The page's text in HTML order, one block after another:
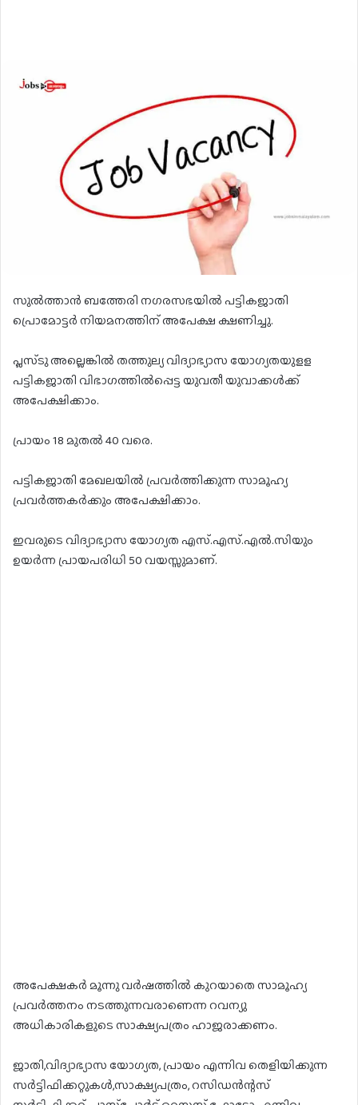
സുല്‍ത്താന്‍ ബത്തേരി നഗരസഭയില്‍ പട്ടികജാതി
പ്രൊമോട്ടര്‍ നിയമനത്തിന് അപേക്ഷ ക്ഷണിച്ചു.
പ്ലസ്ടു അല്ലെങ്കില്‍ തത്തുല്യ വിദ്യാഭ്യാസ യോഗ്യതയുളള
പട്ടികജാതി വിഭാഗത്തില്‍പ്പെട്ട യുവതീ യുവാക്കള്‍ക്ക്
അപേക്ഷിക്കാം.
പ്രായം 18 മുതല്‍ 40 വരെ.
പട്ടികജാതി മേഖലയില്‍ പ്രവര്‍ത്തിക്കുന്ന സാമൂഹ്യ
പ്രവര്‍ത്തകര്‍ക്കും അപേക്ഷിക്കാം.
ഇവരുടെ വിദ്യാഭ്യാസ യോഗ്യത എസ്.എസ്.എല്‍.സിയും
ഉയര്‍ന്ന പ്രായപരിധി 50 വയസ്സുമാണ്.
അപേക്ഷകര്‍ മൂന്നു വര്‍ഷത്തില്‍ കുറയാതെ സാമൂഹ്യ
പ്രവര്‍ത്തനം നടത്തുന്നവരാണെന്ന റവന്യു
അധികാരികളുടെ സാക്ഷ്യപത്രം ഹാജരാക്കണം.
ജാതി,വിദ്യാഭ്യാസ യോഗ്യത, പ്രായം എന്നിവ തെളിയിക്കുന്ന
സര്‍ട്ടിഫിക്കറ്റുകള്‍,സാക്ഷ്യപത്രം, റസിഡന്‍ന്റസ്